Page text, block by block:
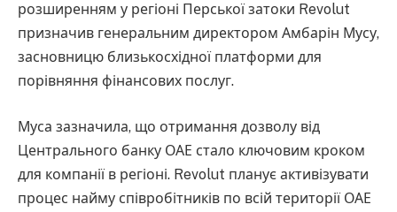
розширенням у регіоні Перської затоки Revolut
призначив генеральним директором Амбарін Мусу,
засновницю близькосхідної платформи для
порівняння фінансових послуг.
Муса зазначила, що отримання дозволу від
Центрального банку ОАЕ стало ключовим кроком
для компанії в регіоні. Revolut планує активізувати
процес найму співробітників по всій території ОАЕ